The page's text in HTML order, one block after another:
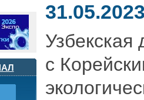
Узбекская
с